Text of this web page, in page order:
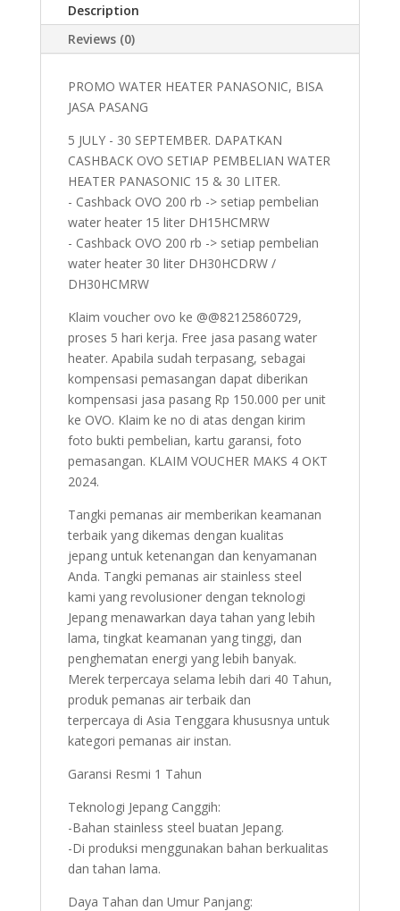
Description
Reviews (0)
PROMO WATER HEATER PANASONIC, BISA
JASA PASANG
5 JULY - 30 SEPTEMBER. DAPATKAN
CASHBACK OVO SETIAP PEMBELIAN WATER
HEATER PANASONIC 15 & 30 LITER.
- Cashback OVO 200 rb -> setiap pembelian
water heater 15 liter DH15HCMRW
- Cashback OVO 200 rb -> setiap pembelian
water heater 30 liter DH30HCDRW /
DH30HCMRW
Klaim voucher ovo ke @@82125860729,
proses 5 hari kerja. Free jasa pasang water
heater. Apabila sudah terpasang, sebagai
kompensasi pemasangan dapat diberikan
kompensasi jasa pasang Rp 150.000 per unit
ke OVO. Klaim ke no di atas dengan kirim
foto bukti pembelian, kartu garansi, foto
pemasangan. KLAIM VOUCHER MAKS 4 OKT
2024.
Tangki pemanas air memberikan keamanan
terbaik yang dikemas dengan kualitas
jepang untuk ketenangan dan kenyamanan
Anda. Tangki pemanas air stainless steel
kami yang revolusioner dengan teknologi
Jepang menawarkan daya tahan yang lebih
lama, tingkat keamanan yang tinggi, dan
penghematan energi yang lebih banyak.
Merek terpercaya selama lebih dari 40 Tahun,
produk pemanas air terbaik dan
terpercaya di Asia Tenggara khususnya untuk
kategori pemanas air instan.
Garansi Resmi 1 Tahun
Teknologi Jepang Canggih:
-Bahan stainless steel buatan Jepang.
-Di produksi menggunakan bahan berkualitas
dan tahan lama.
Daya Tahan dan Umur Panjang: